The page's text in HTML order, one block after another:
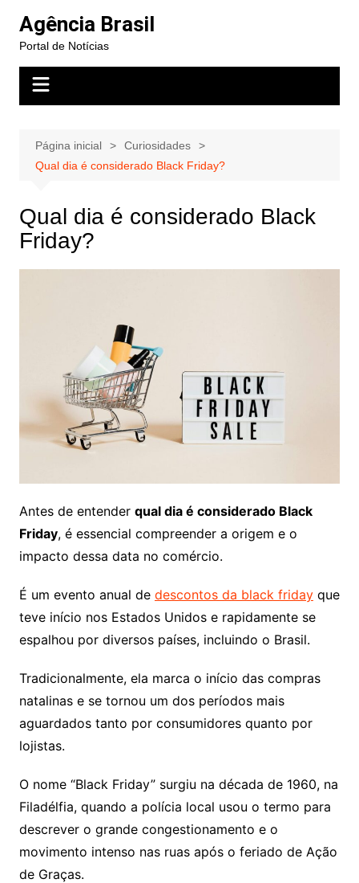
para
conteúdo
Agência Brasil
Portal de Notícias
Página inicial
Curiosidades
Qual dia é considerado Black Friday?
Qual dia é considerado Black
Friday?
Antes de entender qual dia é considerado Black
Friday, é essencial compreender a origem e o
impacto dessa data no comércio.
É um evento anual de descontos da black fridayque
teve início nos Estados Unidos e rapidamente se
espalhou por diversos países, incluindo o Brasil.
Tradicionalmente, ela marca o início das compras
natalinas e se tornou um dos períodos mais
aguardados tanto por consumidores quanto por
lojistas.
O nome “Black Friday” surgiu na década de 1960, na
Filadélfia, quando a polícia local usou o termo para
descrever o grande congestionamento e o
movimento intenso nas ruas após o feriado de Ação
de Graças.